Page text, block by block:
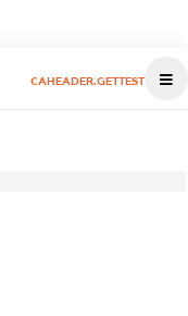
CAHEADER.GETTEST